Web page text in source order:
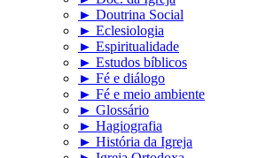
► Doutrina Social
► Eclesiologia
► Espiritualidade
► Estudos bíblicos
► Fé e diálogo
► Fé e meio ambiente
► Glossário
► Hagiografia
► História da Igreja